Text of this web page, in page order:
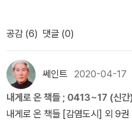
#칠전팔기 #광개토초등학교 #개
#함께성장
에요.늘 회장이 되고 싶지만 말도
번도 회장이 되지 못한 금동기가
리 공약으로 회장에 덜컥 당선이
할 수 있다는 잘못된 믿음으로 아
내뱉은 말은 꼭 지키려고 하는 모
장이 되어 잘하는 사람은 없는 법
회장으로 성장하게 되는 법!˝처음
공감 (6) 댓글 (0)
쎄인트 2020-04-17
내게로 온 책들 ; 0413~17 (신
내게로 온 책들 [감염도시] 외 9권